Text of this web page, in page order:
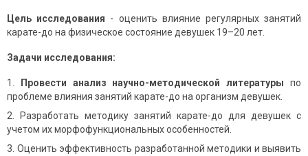
Цель исследования - оценить влияние регулярных занятий
карате-до на физическое состояние девушек 19–20 лет.
Задачи исследования:
Провести анализ научно-методической литературы по
проблеме влияния занятий карате-до на организм девушек.
Разработать методику занятий карате-до для девушек с
учетом их морфофункциональных особенностей.
Оценить эффективность разработанной методики и выявить